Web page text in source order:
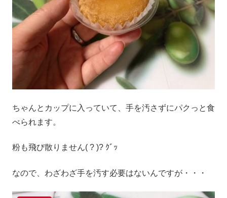
ちゃんとカップに入っていて、手を汚さずにパクっと食
べられます。
粉も飛び散りません( ? )? ｸﾞｯ
なので、わざわざ手を汚す必要はないんですが・・・